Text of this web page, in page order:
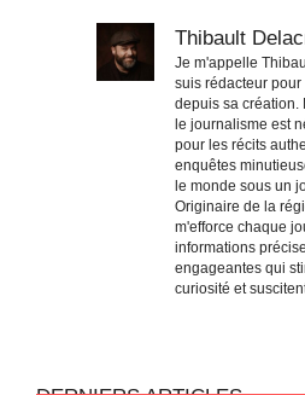
Thibault
Je m'appelle
suis rédacteur
depuis sa création.
le journalisme est
pour les récits
enquêtes
le monde sous un
Originaire de la
m'efforce chaque
informations
engageantes qui
curiosité et